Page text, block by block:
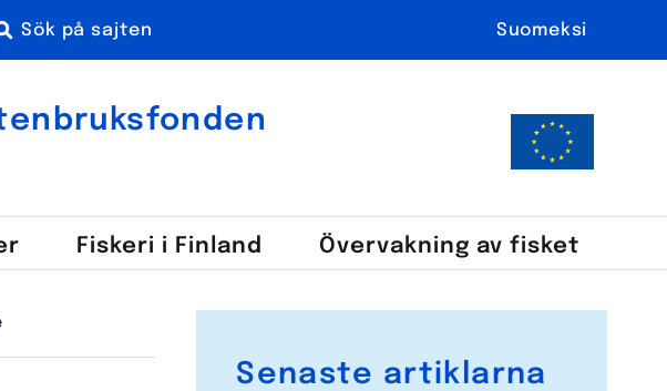
Suomeksi
Fiskeri i Finland Över­vakning av fisket
Senaste artiklarna